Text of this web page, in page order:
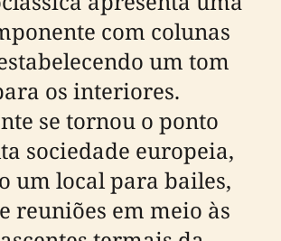
com colunas
um tom
os interiores.
se tornou o ponto
sociedade europeia,
um local para bailes,
reuniões em meio às